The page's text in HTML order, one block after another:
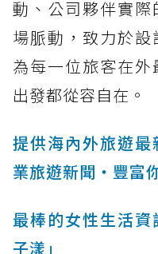
動、公司夥伴實
場脈動，致力於
為每一位旅客在
出發都從容自在。
提供海內外旅遊
業旅遊新聞‧豐富
最棒的女性生活
子漾」